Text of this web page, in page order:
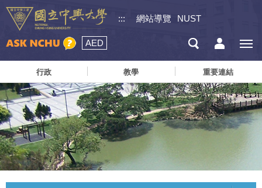
::: 網站導覽 NUST
AED
行政 教學 重要連結